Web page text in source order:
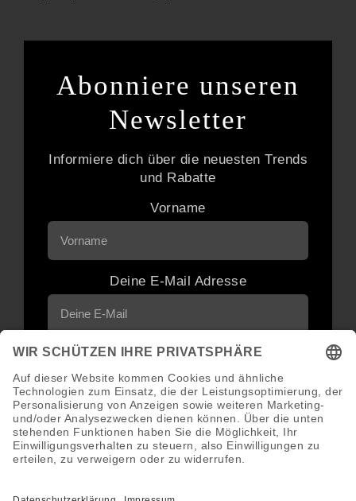
Abonniere unseren
Newsletter
Informiere dich über die neuesten Trends
und Rabatte
Vorname
Deine E-Mail Adresse
Neuigkeiten und Angebote via E-Mail
Abonnieren
Abmeldung jederzeit möglich.